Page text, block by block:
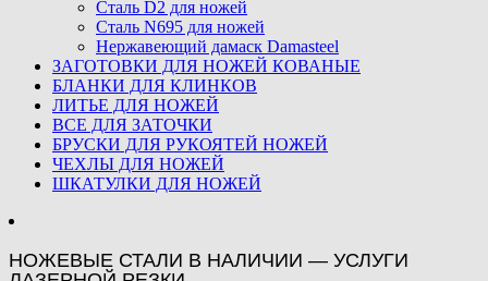
Сталь D2 для ножей
Сталь N695 для ножей
Нержавеющий дамаск Damasteel
ЗАГОТОВКИ ДЛЯ НОЖЕЙ КОВАНЫЕ
БЛАНКИ ДЛЯ КЛИНКОВ
ЛИТЬЕ ДЛЯ НОЖЕЙ
ВСЕ ДЛЯ ЗАТОЧКИ
БРУСКИ ДЛЯ РУКОЯТЕЙ НОЖЕЙ
ЧЕХЛЫ ДЛЯ НОЖЕЙ
ШКАТУЛКИ ДЛЯ НОЖЕЙ
НОЖЕВЫЕ СТАЛИ В НАЛИЧИИ — УСЛУГИ